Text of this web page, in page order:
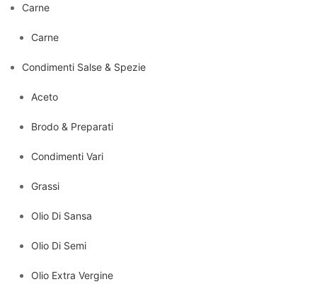
Carne
Carne
Condimenti Salse & Spezie
Aceto
Brodo & Preparati
Condimenti Vari
Grassi
Olio Di Sansa
Olio Di Semi
Olio Extra Vergine